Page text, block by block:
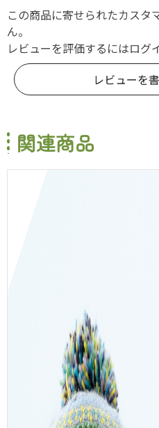
この商品に寄せられたカスタ
ん。
レビューを評価するにはログ
レビューを
関連商品